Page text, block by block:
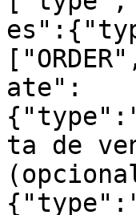
ate":
ta de